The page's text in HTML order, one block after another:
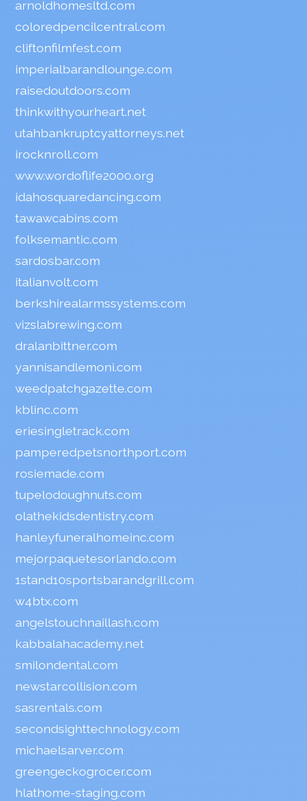
arnoldhomesltd.com
coloredpencilcentral.com
cliftonfilmfest.com
imperialbarandlounge.com
raisedoutdoors.com
thinkwithyourheart.net
utahbankruptcyattorneys.net
irocknroll.com
www.wordoflife2000.org
idahosquaredancing.com
tawawcabins.com
folksemantic.com
sardosbar.com
italianvolt.com
berkshirealarmssystems.com
vizslabrewing.com
dralanbittner.com
yannisandlemoni.com
weedpatchgazette.com
kblinc.com
eriesingletrack.com
pamperedpetsnorthport.com
rosiemade.com
tupelodoughnuts.com
olathekidsdentistry.com
hanleyfuneralhomeinc.com
mejorpaquetesorlando.com
1stand10sportsbarandgrill.com
w4btx.com
angelstouchnaillash.com
kabbalahacademy.net
smilondental.com
newstarcollision.com
sasrentals.com
secondsighttechnology.com
michaelsarver.com
greengeckogrocer.com
hlathome-staging.com